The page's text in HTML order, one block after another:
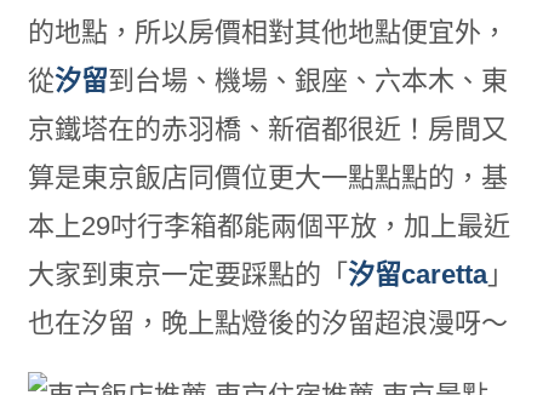
的地點，所以房價相對其他地點便宜外，
從汐留到台場、機場、銀座、六本木、東
京鐵塔在的赤羽橋、新宿都很近！房間又
算是東京飯店同價位更大一點點點的，基
本上29吋行李箱都能兩個平放，加上最近
大家到東京一定要踩點的「 汐留caretta」
也在汐留，晚上點燈後的汐留超浪漫呀～